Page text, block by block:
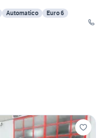
Automatico
Euro 6